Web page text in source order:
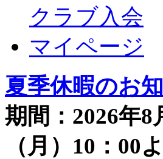
クラブ入会
マイページ
夏季休暇のお
期間：2026年
（月）10：00